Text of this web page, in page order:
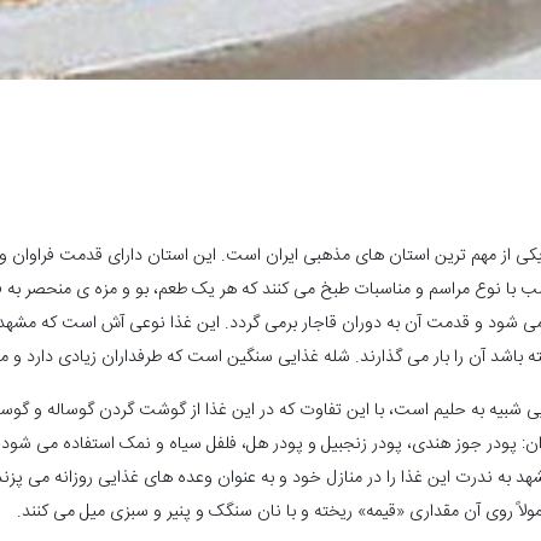
مهم ترین استان های مذهبی ایران است. این استان دارای قدمت فراوان
با نوع مراسم و مناسبات طبخ می کنند که هر یک طعم، بو و مزه ‌ی منحصر
و قدمت آن به دوران قاجار برمی گردد. این غذا نوعی آش است که
آن را بار می گذارند. شله غذایی سنگین است که طرفداران زیادی دارد و
به حلیم است، با این تفاوت که در این غذا از گوشت گردن گوساله و
پودر جوز هندی، پودر زنجبیل و پودر هل، فلفل سیاه و نمک استفاده می
به ندرت این غذا را در منازل خود و به عنوان وعده های غذایی روزانه می
آن مقداری «قیمه» ریخته و با نان سنگک و پنیر و سبزی میل می کنند.